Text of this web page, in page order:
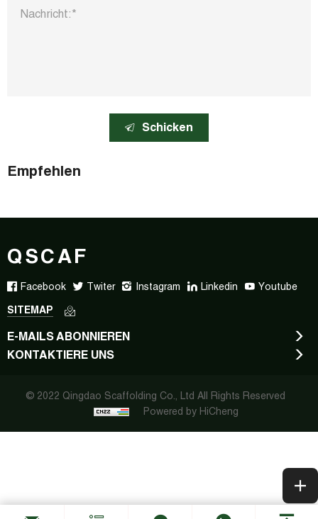
Schicken
Empfehlen
QSCAF
Facebook Twiter Instagram Linkedin Youtube
SITEMAP
E-MAILS ABONNIEREN
KONTAKTIERE UNS
© 2022 Qingdao Scaffolding Co., Ltd All Rights Reserved
Powered by HiCheng